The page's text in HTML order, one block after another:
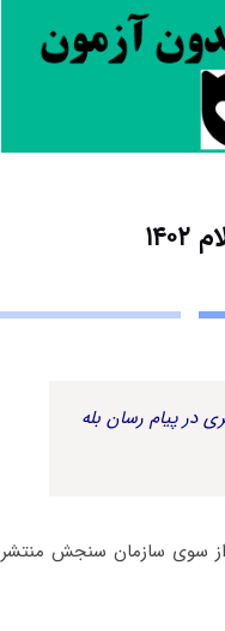
در پیام رسان بله
به همراه پاسخنامه کلیدی از سوی سازمان سنجش منتشر